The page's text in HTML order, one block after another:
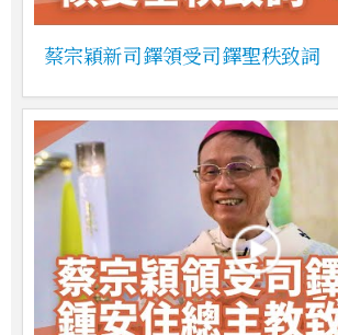
蔡宗穎新司鐸領受司鐸聖秩致詞